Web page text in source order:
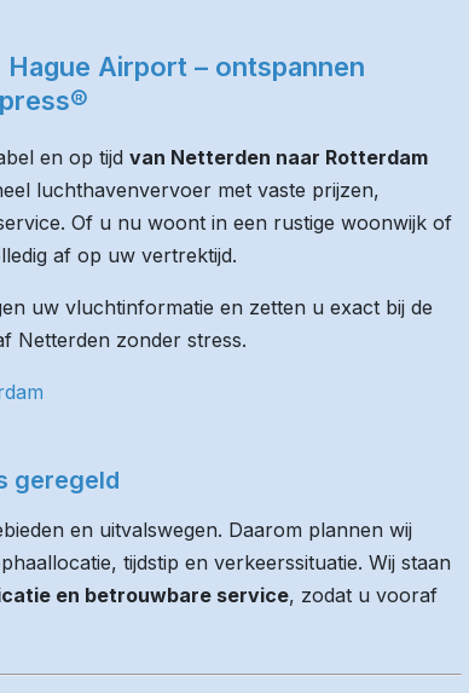
Airport – ontspannen
en op tijd van Netterden naar Rotterdam
luchthavenvervoer met vaste prijzen,
Of u nu woont in een rustige woonwijk of
af op uw vertrektijd.
uw vluchtinformatie en zetten u exact bij de
Netterden zonder stress.
geregeld
en uitvalswegen. Daarom plannen wij
tijdstip en verkeerssituatie. Wij staan
en betrouwbare service, zodat u vooraf